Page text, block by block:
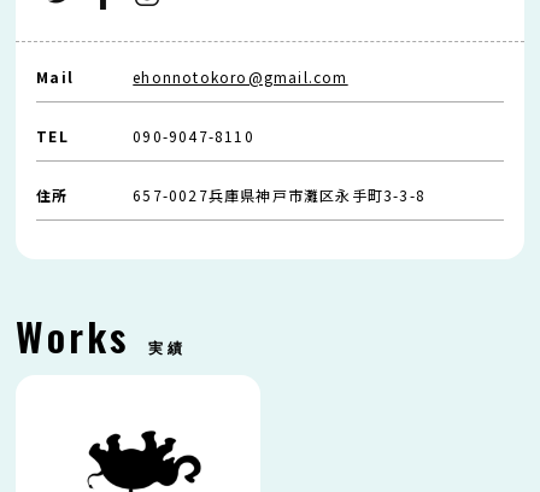
Mail ehonnotokoro@gmail.com
TEL 090-9047-8110
住所 657-0027兵庫県神戸市灘区永手町3-3-8
Works 実績